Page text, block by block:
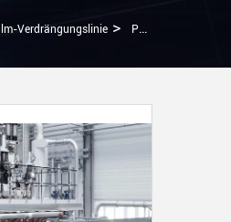
Verdrängungslinie > PVC-Form-Film-Verdrängungs-Linie Rolle Zu Rollen, Maschinen-Verdrängungs-Laminierung Machend